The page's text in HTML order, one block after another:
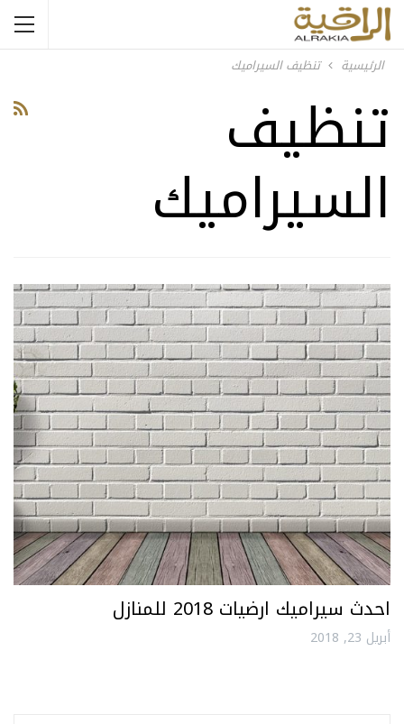
الرئيسية تنظيف السيراميك
تنظيف
السيراميك
احدث سيراميك ارضيات 2018 للمنازل
أبريل 23, 2018